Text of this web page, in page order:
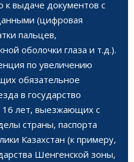
к выдаче документов с
(цифровая
пальцев,
оболочки глаза и т.д.).
по увеличению
обязательное
в государство
16 лет, выезжающих с
страны, паспорта
Казахстан (к примеру,
Шенгенской зоны,